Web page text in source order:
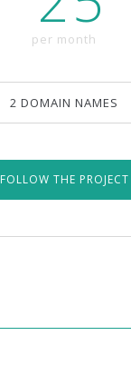
per month
2 DOMAIN NAMES
FOLLOW THE PROJECT